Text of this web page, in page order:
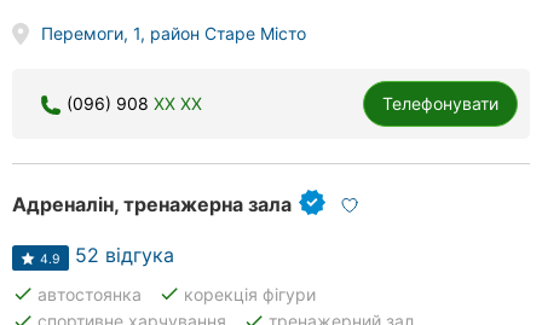
Перемоги, 1, район Старе Місто
(096) 908 XX XX Телефонувати
Адреналін, тренажерна зала
4.9 52 відгука
done автостоянка done корекція фігури